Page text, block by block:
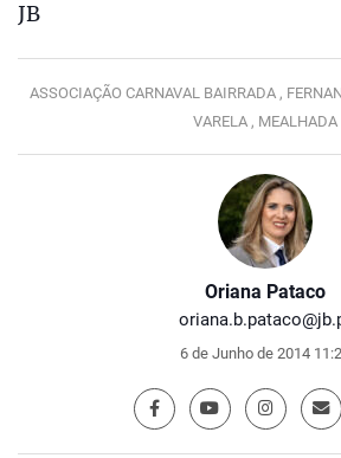
Oriana Pataco
6 de Junho de 2014
JB
ASSOCIAÇÃO CARNAVAL BAIRRADA ,
VARELA , MEALHADA